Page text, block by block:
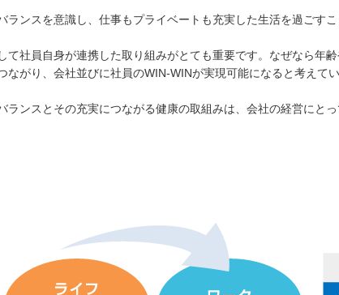
ンスを意識し、仕事もプライベートも充実した生活を過ごす
社員自身が連携した取り組みがとても重要です。なぜなら年
がり、会社並びに社員のWIN-WINが実現可能になると考えてい
ンスとその充実につながる健康の取組みは、会社の経営にと